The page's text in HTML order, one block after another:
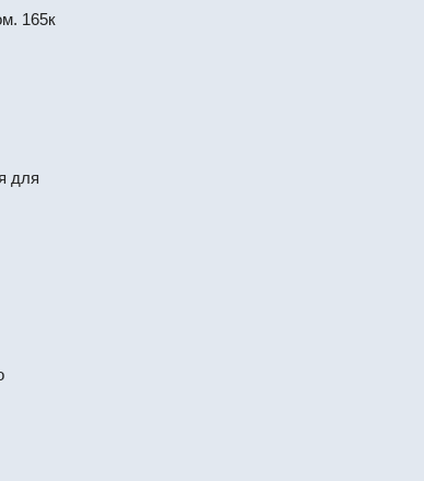
165к
для